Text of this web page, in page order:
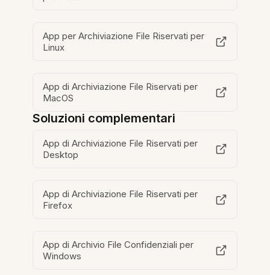
App per Archiviazione File Riservati per
Linux
App di Archiviazione File Riservati per
MacOS
Soluzioni complementari
App di Archiviazione File Riservati per
Desktop
App di Archiviazione File Riservati per
Firefox
App di Archivio File Confidenziali per
Windows